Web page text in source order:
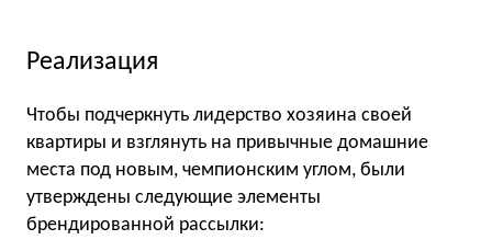
Реализация
Чтобы подчеркнуть лидерство хозяина своей
квартиры и взглянуть на привычные домашние
места под новым, чемпионским углом, были
утверждены следующие элементы
брендированной рассылки: